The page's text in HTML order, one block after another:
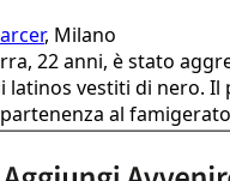
, Milano
22 anni, è stato
latinos vestiti di nero. Il
al